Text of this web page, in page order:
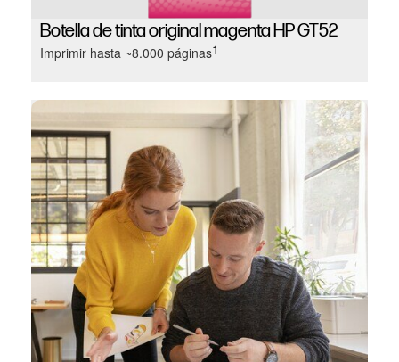
Botella de tinta original magenta HP GT52
Imprimir hasta ~8.000 páginas1